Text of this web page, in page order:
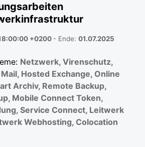
+0200 - Ende: 01.07.2025
Netzwerk, Virenschutz,
Mail, Hosted Exchange, Online
Archiv, Remote Backup,
Mobile Connect Token,
Service Connect, Leitwerk
Webhosting, Colocation